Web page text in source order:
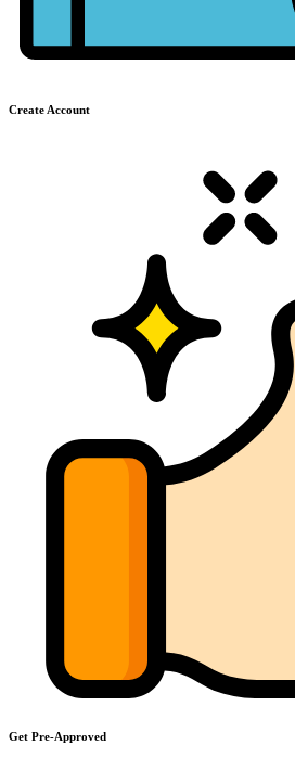
Create Account
Get Pre-Approved